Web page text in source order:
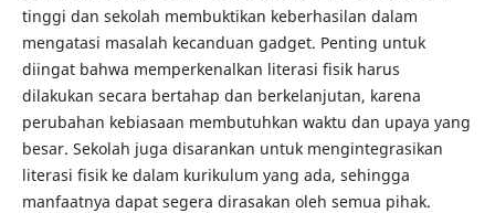
tinggi dan sekolah membuktikan keberhasilan dalam
mengatasi masalah kecanduan gadget. Penting untuk
diingat bahwa memperkenalkan literasi fisik harus
dilakukan secara bertahap dan berkelanjutan, karena
perubahan kebiasaan membutuhkan waktu dan upaya yang
besar. Sekolah juga disarankan untuk mengintegrasikan
literasi fisik ke dalam kurikulum yang ada, sehingga
manfaatnya dapat segera dirasakan oleh semua pihak.